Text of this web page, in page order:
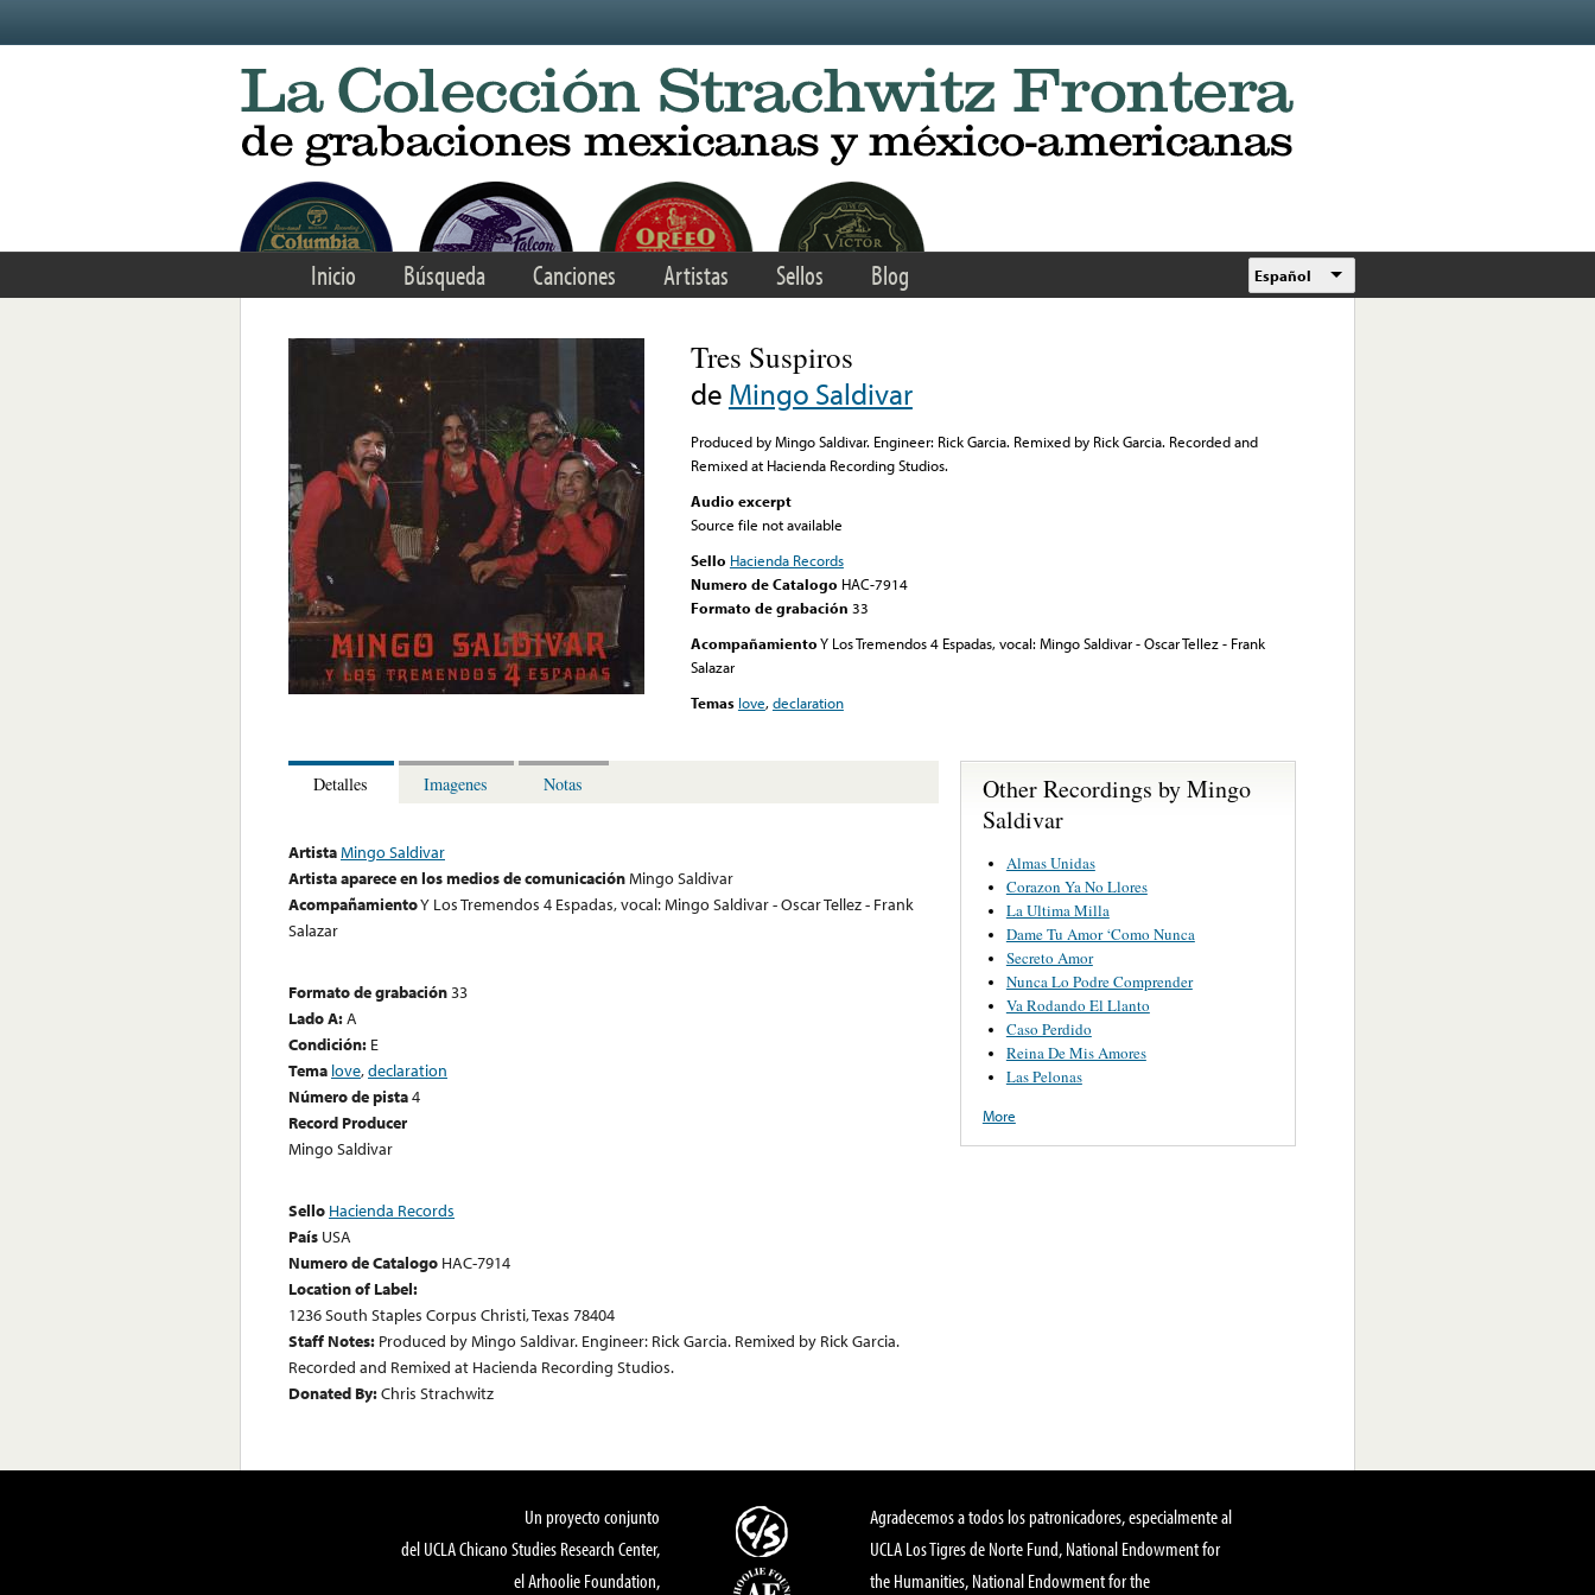
Inicio Búsqueda Canciones Artistas Sellos Blog Español
Tres Suspiros
de Mingo Saldivar
Produced by Mingo Saldivar. Engineer: Rick Garcia. Remixed by Rick Garcia. Recorded and
Remixed at Hacienda Recording Studios.
Audio excerpt
Source file not available
Sello Hacienda Records
Numero de Catalogo HAC-7914
Formato de grabación 33
AcompañamientoY Los Tremendos 4 Espadas, vocal: Mingo Saldivar - Oscar Tellez - Frank
Salazar
Temas love,declaration
Detalles Imagenes Notas
ArtistaMingo Saldivar
Artista aparece en los medios de comunicaciónMingo Saldivar
AcompañamientoY Los Tremendos 4 Espadas, vocal: Mingo Saldivar - Oscar Tellez - Frank
Salazar
Formato de grabación33
Lado A:A
Condición: E
Tema love,declaration
Número de pista4
Record Producer
Mingo Saldivar
Sello Hacienda Records
País USA
Numero de Catalogo HAC-7914
Location of Label:
1236 South Staples Corpus Christi, Texas 78404
Staff Notes: Produced by Mingo Saldivar. Engineer: Rick Garcia. Remixed by Rick Garcia.
Recorded and Remixed at Hacienda Recording Studios.
Donated By:Chris Strachwitz
Other Recordings by Mingo
Saldivar
Almas Unidas
Corazon Ya No Llores
La Ultima Milla
Dame Tu Amor ‘Como Nunca
Secreto Amor
Nunca Lo Podre Comprender
Va Rodando El Llanto
Caso Perdido
Reina De Mis Amores
Las Pelonas
More
Un proyecto conjunto
del UCLA Chicano Studies Research Center,
el Arhoolie Foundation,
Agradecemos a todos los patronicadores, especialmente al
UCLA Los Tigres de Norte Fund, National Endowment for
the Humanities, National Endowment for the